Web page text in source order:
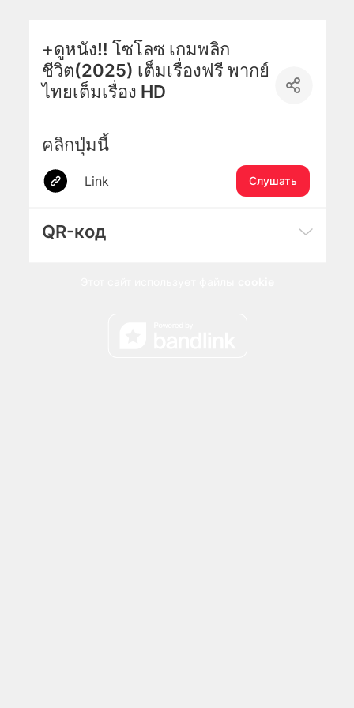
+ดูหนัง‼️ โซโลซ เกมพลิก
ชีวิต(2025) เต็มเรื่องฟรี พากย์
ไทยเต็มเรื่อง HD
คลิกปุ่มนี้
Link Слушать
QR-код